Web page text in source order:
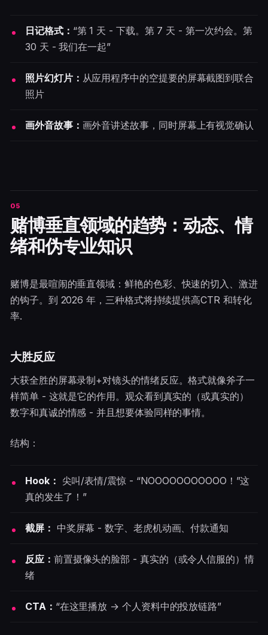
日记格式： “第 1 天 - 下载。第 7 天 - 第一次约会。第
30 天 - 我们在一起”
照片幻灯片： 从应用程序中的空提要的屏幕截图到联合
照片
画外音故事： 画外音讲述故事，同时屏幕上有视觉确认
赌博垂直领域的趋势：动态、情
绪和伪专业知识
赌博是最喧闹的垂直领域：鲜艳的色彩、快速的切入、激进
的钩子。到 2026 年，三种格式将持续提供高CTR 和转化
率.
大胜反应
大获全胜的屏幕录制+对镜头的情绪反应。格式就像斧子一
样简单 - 这就是它的作用。观众看到真实的（或真实的）
数字和真诚的情感 - 并且想要体验同样的事情。
结构：
Hook： 尖叫/表情/震惊 - “NOOOOOOOOOOO！”这
真的发生了！”
截屏： 中奖屏幕 - 数字、老虎机动画、付款通知
反应： 前置摄像头的脸部 - 真实的（或令人信服的）情
绪
CTA： “在这里播放 → 个人资料中的投放链路”